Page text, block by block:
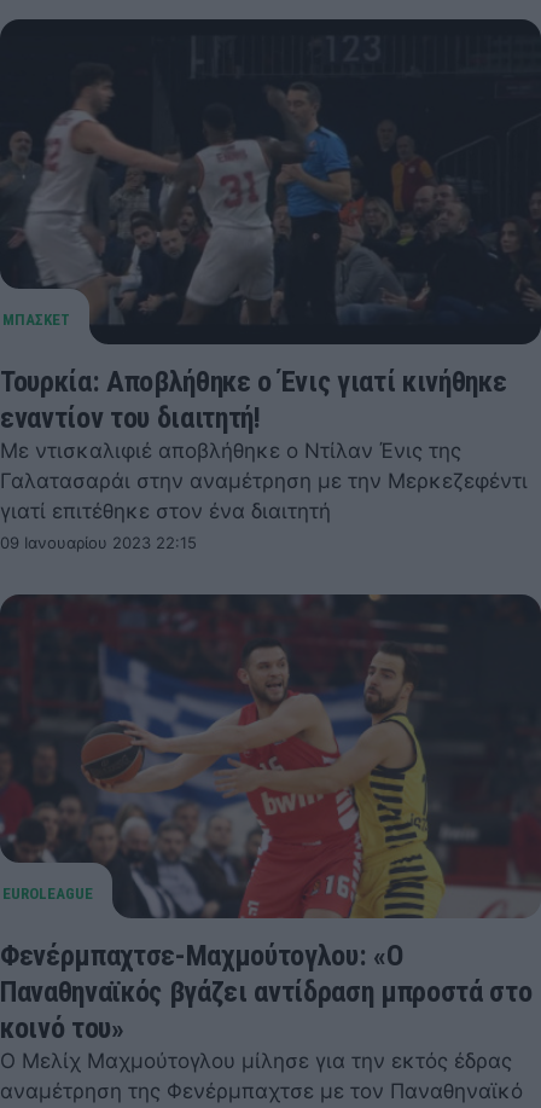
Τουρκία: Αποβλήθηκε ο Ένις γιατί κινήθηκε
εναντίον του διαιτητή!
Με ντισκαλιφιέ αποβλήθηκε ο Ντίλαν Ένις της
Γαλατασαράι στην αναμέτρηση με την Μερκεζεφέντι
γιατί επιτέθηκε στον ένα διαιτητή
09 Ιανουαρίου 2023 22:15
Φενέρμπαχτσε-Μαχμούτογλου: «Ο
Παναθηναϊκός βγάζει αντίδραση μπροστά στο
κοινό του»
Ο Μελίχ Μαχμούτογλου μίλησε για την εκτός έδρας
αναμέτρηση της Φενέρμπαχτσε με τον Παναθηναϊκό